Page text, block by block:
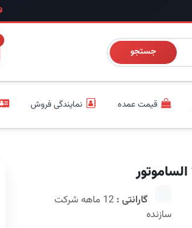
جستجو
قیمت عمده نمایندگی فروش
گارانتی :
12 ماهه شرکت
سازنده